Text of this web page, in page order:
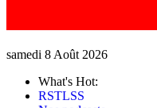
samedi 8 Août 2026
What's Hot:
RSTLSS